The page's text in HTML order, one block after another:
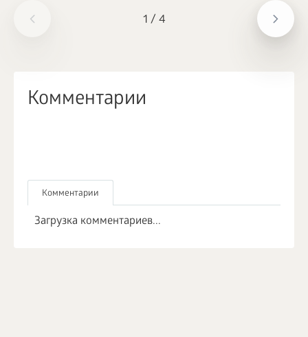
1 / 4
Комментарии
Комментарии
Загрузка комментариев...